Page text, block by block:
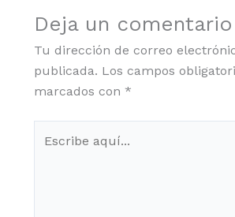
Deja un comentario
Tu dirección de correo
publicada. Los campos
marcados con *